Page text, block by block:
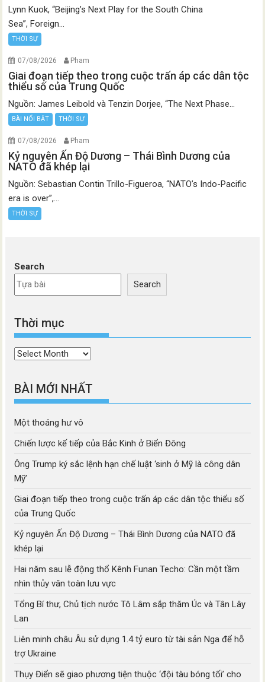
Lynn Kuok, “Beijing’s Next Play for the South China
Sea”, Foreign...
THỜI SỰ
07/08/2026 Pham
Giai đoạn tiếp theo trong cuộc trấn áp các dân tộc
thiểu số của Trung Quốc
Nguồn: James Leibold và Tenzin Dorjee, “The Next Phase...
BÀI NỔI BẬT THỜI SỰ
07/08/2026 Pham
Kỷ nguyên Ấn Độ Dương – Thái Bình Dương của
NATO đã khép lại
Nguồn: Sebastian Contin Trillo-Figueroa, “NATO’s Indo-Pacific
era is over”,...
THỜI SỰ
Search
Search
Thời mục
Thời
BÀI MỚI NHẤT
Một thoáng hư vô
Chiến lược kế tiếp của Bắc Kinh ở Biển Đông
Ông Trump ký sắc lệnh hạn chế luật ‘sinh ở Mỹ là công dân
Mỹ’
Giai đoạn tiếp theo trong cuộc trấn áp các dân tộc thiểu số
của Trung Quốc
Kỷ nguyên Ấn Độ Dương – Thái Bình Dương của NATO đã
khép lại
Hai năm sau lễ động thổ Kênh Funan Techo: Cần một tầm
nhìn thủy văn toàn lưu vực
Tổng Bí thư, Chủ tịch nước Tô Lâm sắp thăm Úc và Tân Lây
Lan
Liên minh châu Âu sử dụng 1.4 tỷ euro từ tài sản Nga để hỗ
trợ Ukraine
Thụy Điển sẽ giao phương tiện thuộc ‘đội tàu bóng tối’ cho